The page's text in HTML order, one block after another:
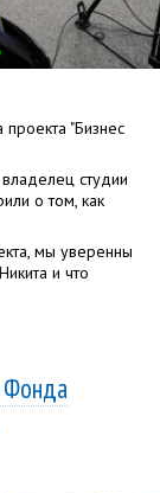
"Бизнес
студии
о том, как
мы уверенны
и что
Фонда